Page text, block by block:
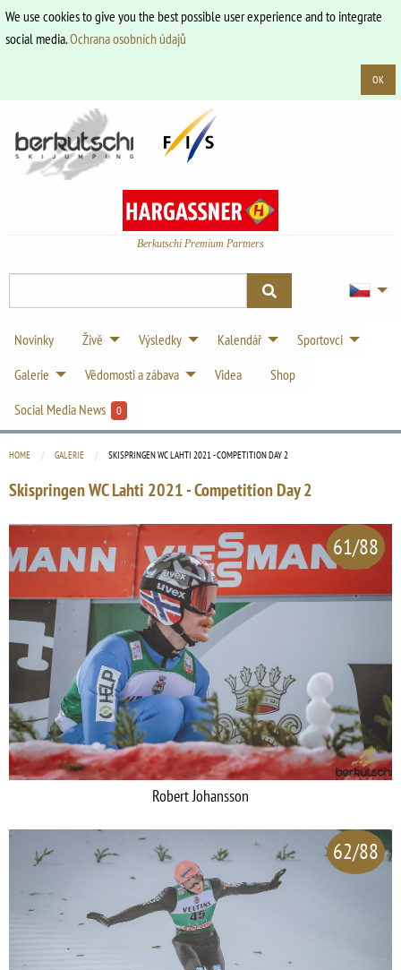
We use cookies to give you the best possible user experience and to integrate
social media.Ochrana osobních údajů
OK
Berkutschi Premium Partners
Novinky Živě Výsledky Kalendář
Sportovci
Galerie
Vědomosti a zábava Videa
Shop
Social Media News
0
HOME GALERIE CURRENT:
SKISPRINGEN WC LAHTI 2021 - COMPETITION DAY 2
Skispringen WC Lahti 2021 - Competition Day 2
61/88
Robert Johansson
62/88